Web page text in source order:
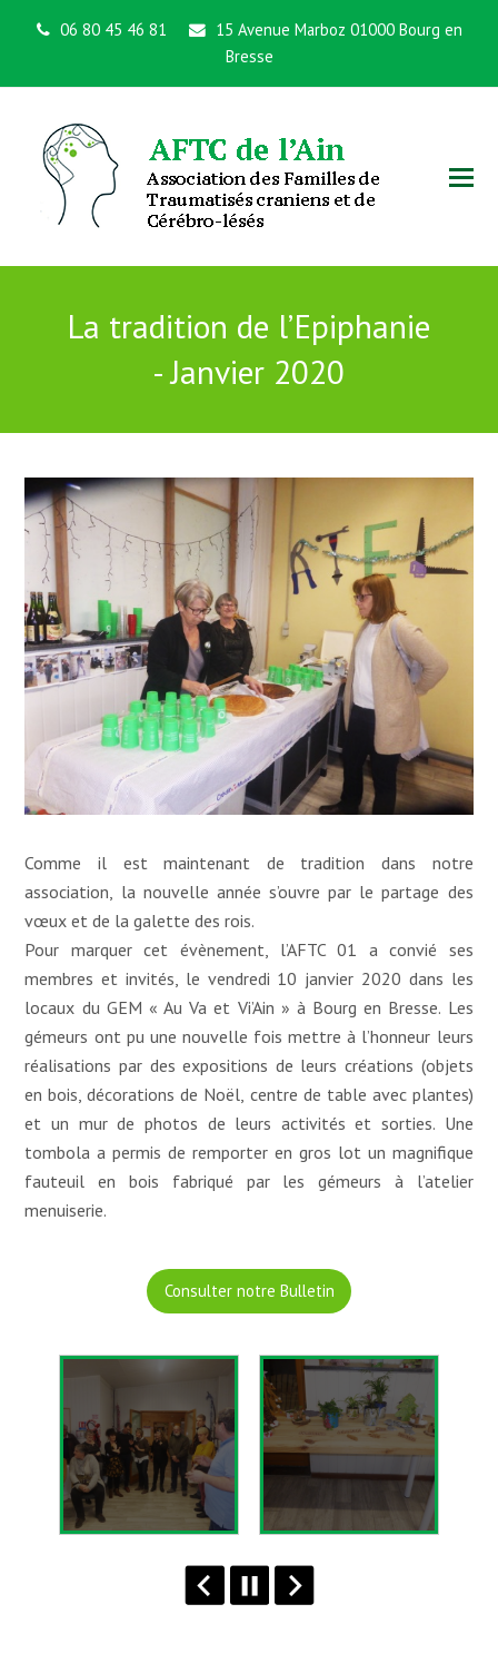
06 80 45 46 81
15 Avenue Marboz 01000 Bourg en
Bresse
La tradition de l’Epiphanie
- Janvier 2020
Comme il est maintenant de tradition dans notre
association, la nouvelle année s’ouvre par le partage des
vœux et de la galette des rois.
Pour marquer cet évènement, l’AFTC 01 a convié ses
membres et invités, le vendredi 10 janvier 2020 dans les
locaux du GEM « Au Va et Vi’Ain » à Bourg en Bresse. Les
gémeurs ont pu une nouvelle fois mettre à l’honneur leurs
réalisations par des expositions de leurs créations (objets
en bois, décorations de Noël, centre de table avec plantes)
et un mur de photos de leurs activités et sorties. Une
tombola a permis de remporter en gros lot un magnifique
fauteuil en bois fabriqué par les gémeurs à l’atelier
menuiserie.
Consulter notre Bulletin